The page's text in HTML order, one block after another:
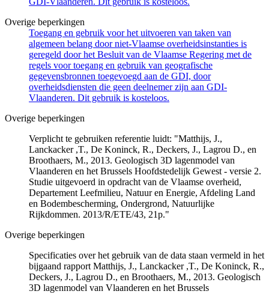
Overige beperkingen
Toegang en gebruik voor het uitvoeren van taken van
algemeen belang door niet-Vlaamse overheidsinstanties is
geregeld door het Besluit van de Vlaamse Regering met de
regels voor toegang en gebruik van geografische
gegevensbronnen toegevoegd aan de GDI, door
overheidsdiensten die geen deelnemer zijn aan GDI-
Vlaanderen. Dit gebruik is kosteloos.
Overige beperkingen
Verplicht te gebruiken referentie luidt: "Matthijs, J.,
Lanckacker ,T., De Koninck, R., Deckers, J., Lagrou D., en
Broothaers, M., 2013. Geologisch 3D lagenmodel van
Vlaanderen en het Brussels Hoofdstedelijk Gewest - versie 2.
Studie uitgevoerd in opdracht van de Vlaamse overheid,
Departement Leefmilieu, Natuur en Energie, Afdeling Land
en Bodembescherming, Ondergrond, Natuurlijke
Rijkdommen. 2013/R/ETE/43, 21p."
Overige beperkingen
Specificaties over het gebruik van de data staan vermeld in het
bijgaand rapport Matthijs, J., Lanckacker ,T., De Koninck, R.,
Deckers, J., Lagrou D., en Broothaers, M., 2013. Geologisch
3D lagenmodel van Vlaanderen en het Brussels